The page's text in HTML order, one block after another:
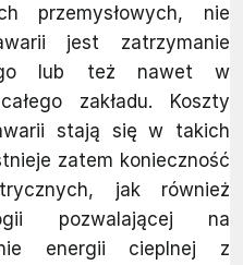
przemysłowych, nie
jest zatrzymanie
lub też nawet w
zakładu. Koszty
stają się w takich
zatem konieczność
jak również
pozwalającej na
energii cieplnej z